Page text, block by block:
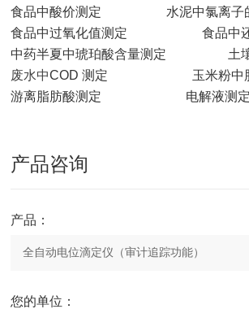
食品中酸价测定
水泥中氯离子
食品中过氧化值测定食品中
中药半夏中琥珀酸含量测定 土壤
废水中COD 测定 玉米粉中脂
游离脂肪酸测定 电解液测定
产品咨询
产品：
您的单位：